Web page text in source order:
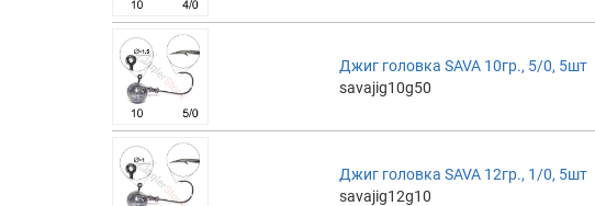
Джиг головка SAVA 10гр., 5/0, 5шт
savajig10g50
Джиг головка SAVA 12гр., 1/0, 5шт
savajig12g10